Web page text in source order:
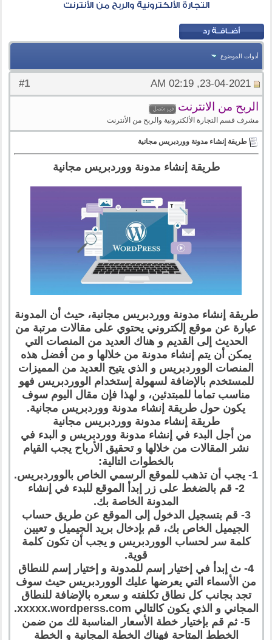
التجارة الألكترونية والربح من الأنترنت
أدوات الموضوع
#
1 23-04-2021, 02:19 AM
الربح من الانترنت
مشرف قسم التجارة الألكترونية والربح من الأنترنت
طريقة إنشاء مدونة ووردبريس مجانية
طريقة إنشاء مدونة ووردبريس مجانية
طريقة إنشاء مدونة ووردبريس مجانية، حيث أن المدونة
عبارة عن موقع إلكتروني يحتوي على مقالات مرتبة من
الحديث إلى القديم و هناك العديد من المنصات التي
يمكن أن يتم إنشاء مدونة من خلالها و من أفضل هذه
المنصات الووردبريس و الذي يتيح العديد من المميزات
للمستخدم بالإضافة لسهولة إستخدام الووردبريس فهو
مناسب تماما للمبتدئين، و لهذا فإن مقال اليوم سوف
يكون حول طريقة إنشاء مدونة ووردبريس مجانية.
طريقة إنشاء مدونة ووردبريس مجانية
من أجل البدء في إنشاء مدونة ووردبريس و البدء في
نشر المقالات من خلالها و تحقيق الأرباح يجب القيام
بالخطوات التالية:
1- يجب أن تذهب للموقع الرسمي الخاص بالووردبريس.
2- قم بالضغط على زر إبدأ الموقع للبدء في إنشاء
المدونة الخاصة بك.
3- قم بتسجيل الدخول إلى الموقع عن طريق حساب
الجيميل الخاص بك، قم بإدخال بريد الجيميل و تعيين
كلمة سر لحساب الووردبريس و يجب أن تكون كلمة
قوية.
4- ث إبدأ في إختيار إسم للمدونة و إختيار إسم للنطاق
من الأسماء التي يعرضها عليك الووردبريس حيث سوف
تجد بجانب كل نطاق تكلفته و سعره بالإضافة للنطاق
المجاني و الذي يكون كالتالي xxxxx.wordperss.com.
5- ثم قم بإختيار خطة الأسعار المناسبة لك من ضمن
الخطط المتاحة فهناك الخطة المجانية و الخطة